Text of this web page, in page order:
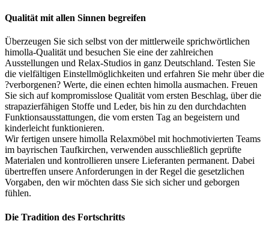
Qualität mit allen Sinnen begreifen
Überzeugen Sie sich selbst von der mittlerweile sprichwörtlichen
himolla-Qualität und besuchen Sie eine der zahlreichen
Ausstellungen und Relax-Studios in ganz Deutschland. Testen Sie
die vielfältigen Einstellmöglichkeiten und erfahren Sie mehr über die
?verborgenen? Werte, die einen echten himolla ausmachen. Freuen
Sie sich auf kompromisslose Qualität vom ersten Beschlag, über die
strapazierfähigen Stoffe und Leder, bis hin zu den durchdachten
Funktionsausstattungen, die vom ersten Tag an begeistern und
kinderleicht funktionieren.
Wir fertigen unsere himolla Relaxmöbel mit hochmotivierten Teams
im bayrischen Taufkirchen, verwenden ausschließlich geprüfte
Materialen und kontrollieren unsere Lieferanten permanent. Dabei
übertreffen unsere Anforderungen in der Regel die gesetzlichen
Vorgaben, den wir möchten dass Sie sich sicher und geborgen
fühlen.
Die Tradition des Fortschritts